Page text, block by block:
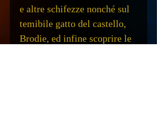
e altre schifezze nonché sul
temibile gatto del castello,
Brodie, ed infine scoprire le